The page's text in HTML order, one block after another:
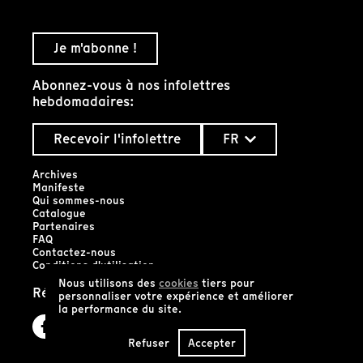
Nous utilisons des cookies tiers pour
personnaliser votre expérience et améliorer
la performance du site.
Refuser Accepter
Je m'abonne !
Abonnez-vous à nos infolettres
hebdomadaires:
Recevoir l'infolettre
FR
Archives
Manifeste
Qui sommes-nous
Catalogue
Partenaires
FAQ
Contactez-nous
Conditions d'utilisation
Réseaux sociaux